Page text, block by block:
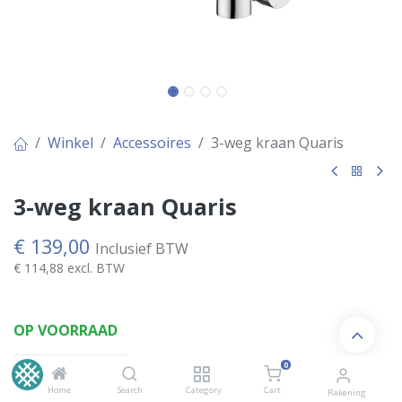
Home Search Category
0
Cart Rekening
Winkel Accessoires 3-weg kraan Quaris
3-weg kraan Quaris
€ 139,00 Inclusief BTW
€ 114,88 excl. BTW
OP VOORRAAD